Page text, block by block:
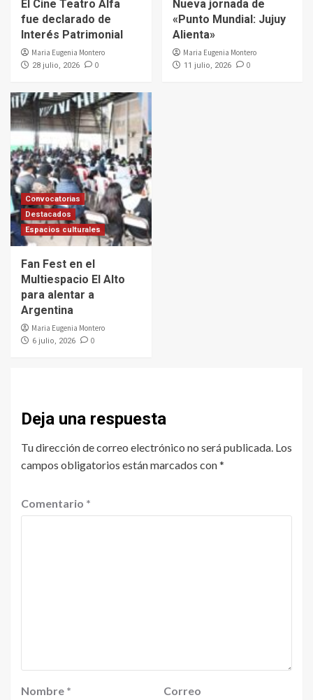
El Cine Teatro Alfa
fue declarado de
Interés Patrimonial
Maria Eugenia Montero
28 julio, 2026 0
Nueva jornada de
«Punto Mundial: Jujuy
Alienta»
Maria Eugenia Montero
11 julio, 2026 0
Convocatorias
Destacados
Espacios culturales
Fan Fest en el
Multiespacio El Alto
para alentar a
Argentina
Maria Eugenia Montero
6 julio, 2026 0
Deja una respuesta
Tu dirección de correo electrónico no será publicada. Los
campos obligatorios están marcados con*
Comentario *
Nombre *
Correo